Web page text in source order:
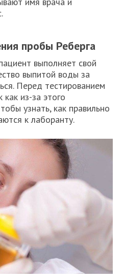
пробы Реберга
выполняет свой
выпитой воды за
Перед тестированием
как из-за этого
узнать, как правильно
к лаборанту.